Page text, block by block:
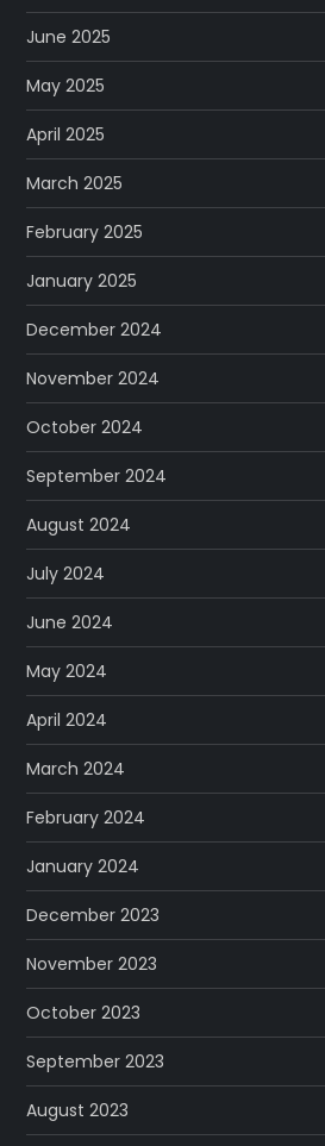
June 2025
May 2025
April 2025
March 2025
February 2025
January 2025
December 2024
November 2024
October 2024
September 2024
August 2024
July 2024
June 2024
May 2024
April 2024
March 2024
February 2024
January 2024
December 2023
November 2023
October 2023
September 2023
August 2023